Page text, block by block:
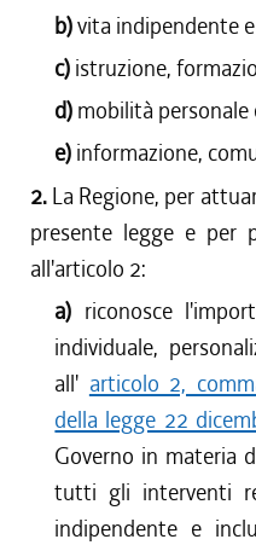
b)vita indipendente
c) istruzione,
d) mobilità
e) informazione,
2. La Regione, per
presente legge e per
all'articolo 2:
a) riconosce
individuale,
all' articolo 2,
della legge 22
Governo in materia
tutti gli interventi
indipendente e